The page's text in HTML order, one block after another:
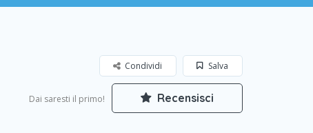
Salva
Condividi
Dai saresti il primo! Recensisci